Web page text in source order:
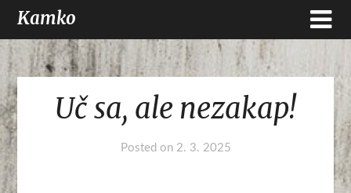
Kamko
Uč sa, ale nezakap!
Posted on 2. 3. 2025